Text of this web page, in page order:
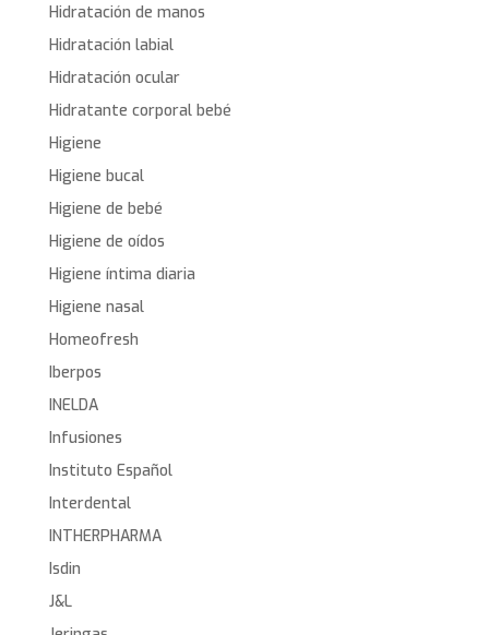
Hidratación de manos
Hidratación labial
Hidratación ocular
Hidratante corporal bebé
Higiene
Higiene bucal
Higiene de bebé
Higiene de oídos
Higiene íntima diaria
Higiene nasal
Homeofresh
Iberpos
INELDA
Infusiones
Instituto Español
Interdental
INTHERPHARMA
Isdin
J&L